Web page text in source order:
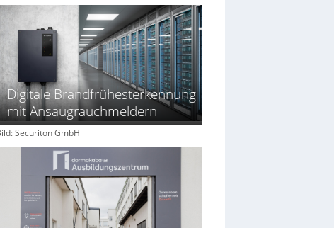
Digitale Brandfrühesterkennung
mit Ansaugrauchmeldern
Securiton GmbH